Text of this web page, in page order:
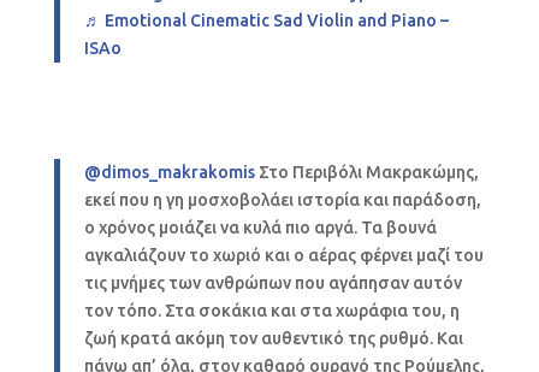
♬ Emotional Cinematic Sad Violin and Piano –
ISAo
@dimos_makrakomisΣτο Περιβόλι Μακρακώμης,
εκεί που η γη μοσχοβολάει ιστορία και παράδοση,
ο χρόνος μοιάζει να κυλά πιο αργά. Τα βουνά
αγκαλιάζουν το χωριό και ο αέρας φέρνει μαζί του
τις μνήμες των ανθρώπων που αγάπησαν αυτόν
τον τόπο. Στα σοκάκια και στα χωράφια του, η
ζωή κρατά ακόμη τον αυθεντικό της ρυθμό. Και
πάνω απ’ όλα, στον καθαρό ουρανό της Ρούμελης,